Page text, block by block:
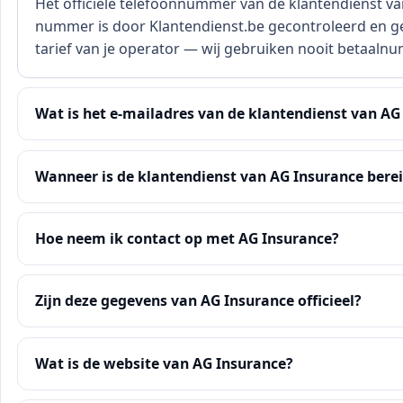
Het officiële telefoonnummer van de klantendienst
nummer is door Klantendienst.be gecontroleerd en
tarief van je operator — wij gebruiken nooit
Wat is het e-mailadres van de klantendienst van
Wanneer is de klantendienst van AG Insurance
Hoe neem ik contact op met AG Insurance?
Zijn deze gegevens van AG Insurance officieel?
Wat is de website van AG Insurance?